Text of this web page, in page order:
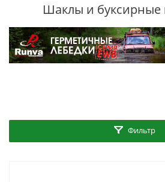
Шаклы и
Фильтр